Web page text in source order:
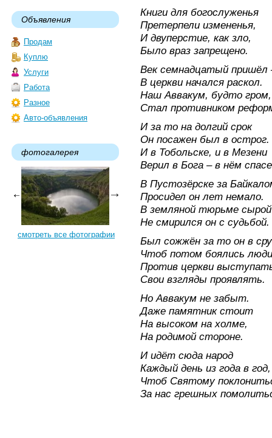
Объявления
Продам
Куплю
Услуги
Работа
Разное
Авто-объявления
фотогалерея
смотреть все фотографии
Книги для богослуженья
Претерпели измененья,
И двуперстие, как зло,
Было враз запрещено.
Век семнадцатый пришёл
В церкви начался раскол.
Наш Аввакум, будто гром,
Стал противником
И за то на долгий срок
Он посажен был в острог.
И в Тобольске, и в Мезени
Верил в Бога – в нём
В Пустозёрске за
Просидел он лет немало.
В земляной тюрьме сырой
Не смирился он с судьбой.
Был сожжён за то он в
Чтоб потом боялись люди
Против церкви
Свои взгляды проявлять.
Но Аввакум не забыт.
Даже памятник стоит
На высоком на холме,
На родимой стороне.
И идёт сюда народ
Каждый день из года в год,
Чтоб Святому
За нас грешных